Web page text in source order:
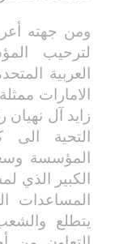
ومن جهته
لترحيب
العربية
الامارات
زايد آل
التحية
المؤسسة
الكبير الذي
المساعدات
يتطلع